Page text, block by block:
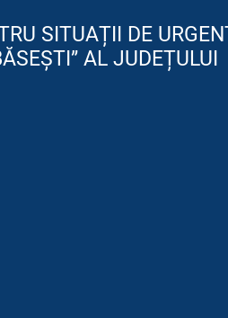
SITUAȚII DE
AL JUDEȚULUI